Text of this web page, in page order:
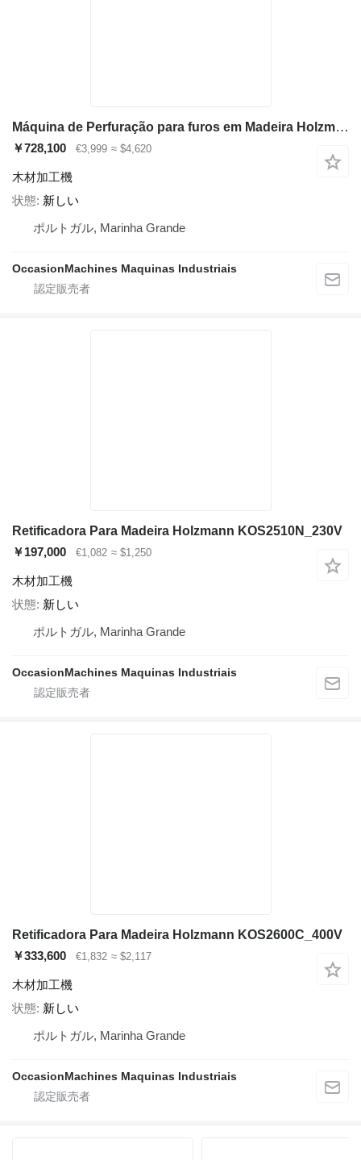
Máquina de Perfuração para furos em Madeira Holzmann DBM21N_400V
￥728,100 €3,999 ≈ $4,620
木材加工機
状態 新しい
ポルトガル, Marinha Grande
OccasionMachines Maquinas Industriais
Retificadora Para Madeira Holzmann KOS2510N_230V
￥197,000
€1,082 ≈ $1,250
木材加工機
状態 新しい
ポルトガル, Marinha Grande
OccasionMachines Maquinas Industriais
Retificadora Para Madeira Holzmann KOS2600C_400V
￥333,600
€1,832 ≈ $2,117
木材加工機
状態 新しい
ポルトガル, Marinha Grande
OccasionMachines Maquinas Industriais